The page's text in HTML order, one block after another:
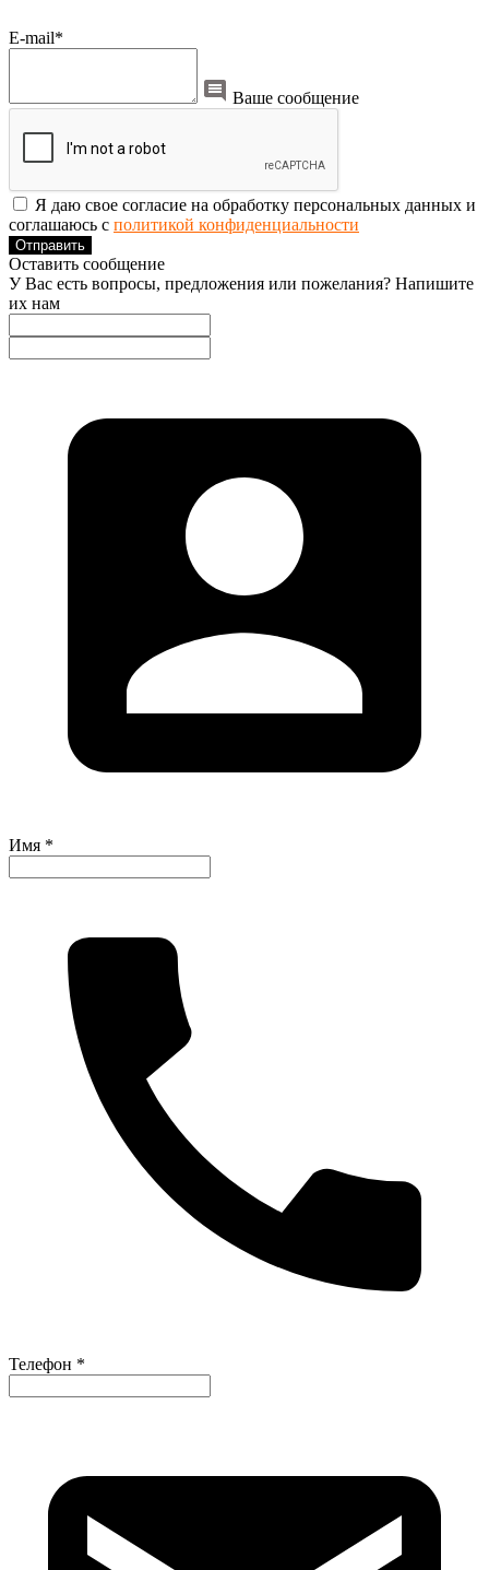
E-mail*
Ваше сообщение
Я даю свое согласие на обработку персональных данных и
соглашаюсь с политикой конфиденциальности
Отправить
Оставить сообщение
У Вас есть вопросы, предложения или пожелания? Напишите
их нам
Имя *
Телефон *